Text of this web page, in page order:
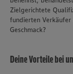
Zielgerichtete
fundierten Verkäufer
Geschmack?
Deine Vorteile bei